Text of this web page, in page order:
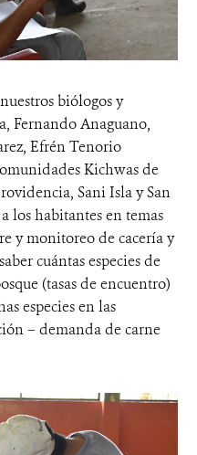
biólogos y
Fernando Anaguano,
Efrén Tenorio
Kichwas de
Sani Isla y San
los habitantes en temas
y monitoreo de cacería y
cuántas especies de
(tasas de encuentro)
especies en las
– demanda de carne